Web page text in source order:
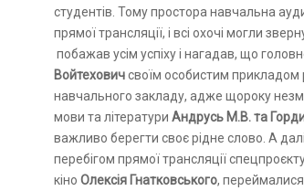
студентів. Тому простора навчальна
прямої трансляції, і всі охочі могли
побажав усім успіху і нагадав, що
Войтеховичсвоїм особистим прикладом
навчального закладу, адже щороку
мови та літератури Андрусь М.В. та
важливо берегти своє рідне слово. А
перебігом прямої трансляції
кіно Олексія Гнатковського,